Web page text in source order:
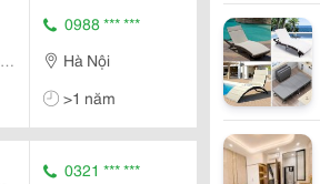
0988 *** ***
Hà Nội
>1 năm
0321 *** ***